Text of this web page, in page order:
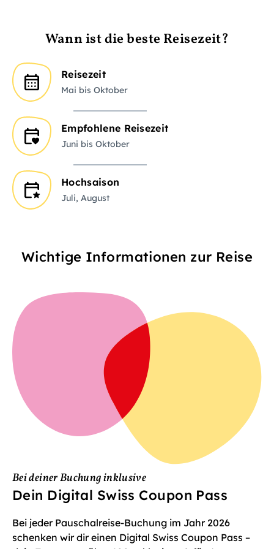
Wann ist die beste Reisezeit?
Reisezeit
Mai bis Oktober
Empfohlene Reisezeit
Juni bis Oktober
Hochsaison
Juli, August
Wichtige Informationen zur Reise
Bei deiner Buchung inklusive
Dein Digital Swiss Coupon Pass
Bei jeder Pauschalreise-Buchung im Jahr 2026
schenken wir dir einen Digital Swiss Coupon Pass –